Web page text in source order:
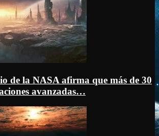
de la NASA afirma que más de 30
avanzadas…